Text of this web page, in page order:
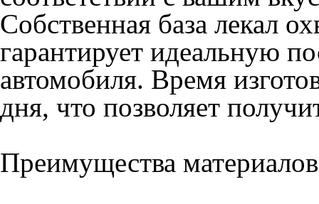
Ворсовые коврики:
Элегантный внешний вид
Хорошая звукоизоляция
Удержание пыли и грязи
Разнообразие цветовых